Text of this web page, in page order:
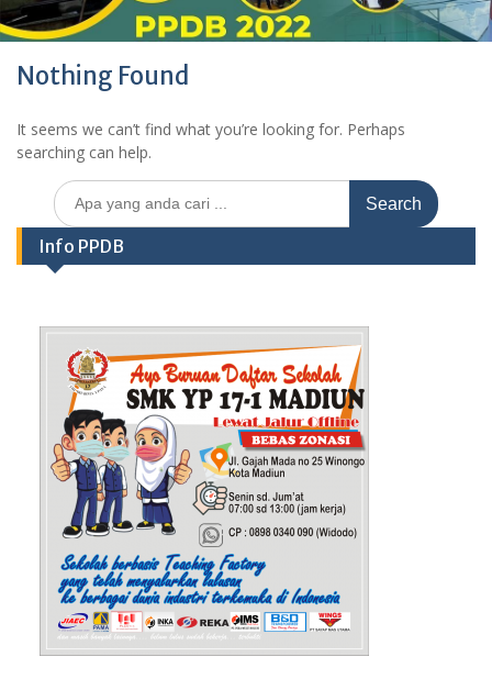
Nothing Found
It seems we can’t find what you’re looking for. Perhaps
searching can help.
Search
for:
Info PPDB